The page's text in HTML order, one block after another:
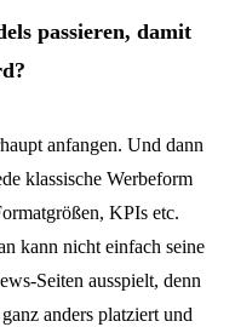
passieren, damit
anfangen. Und dann
klassische Werbeform
KPIs etc.
kann nicht einfach seine
Seiten ausspielt, denn
anders platziert und